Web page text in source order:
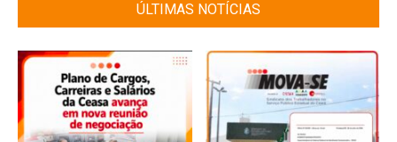
ÚLTIMAS NOTÍCIAS